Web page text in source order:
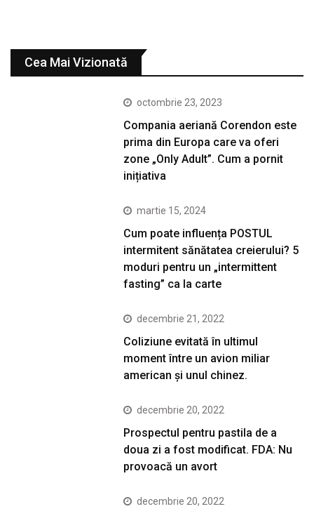
Cea Mai Vizionată
octombrie 23, 2023
Compania aeriană Corendon este
prima din Europa care va oferi
zone „Only Adult”. Cum a pornit
inițiativa
martie 15, 2024
Cum poate influența POSTUL
intermitent sănătatea creierului? 5
moduri pentru un „intermittent
fasting” ca la carte
decembrie 21, 2022
Coliziune evitată în ultimul
moment între un avion miliar
american şi unul chinez.
decembrie 20, 2022
Prospectul pentru pastila de a
doua zi a fost modificat. FDA: Nu
provoacă un avort
decembrie 20, 2022